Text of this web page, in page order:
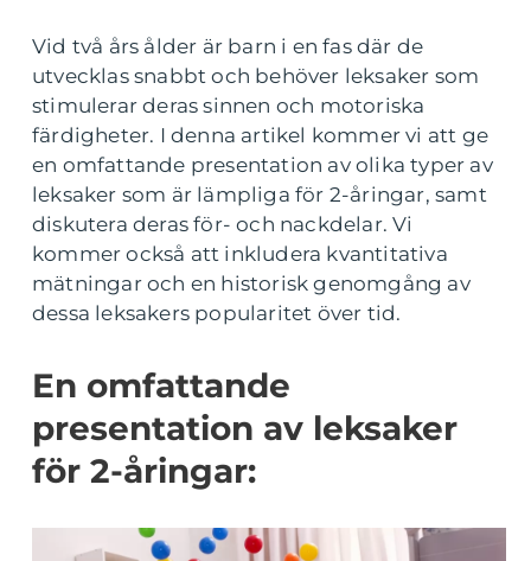
Vid två års ålder är barn i en fas där de
utvecklas snabbt och behöver leksaker som
stimulerar deras sinnen och motoriska
färdigheter. I denna artikel kommer vi att ge
en omfattande presentation av olika typer av
leksaker som är lämpliga för 2-åringar, samt
diskutera deras för- och nackdelar. Vi
kommer också att inkludera kvantitativa
mätningar och en historisk genomgång av
dessa leksakers popularitet över tid.
En omfattande
presentation av leksaker
för 2-åringar: